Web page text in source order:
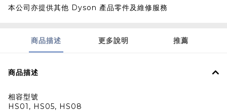
本公司亦提供其他 Dyson 產品零件及維修服務
商品描述 更多說明 推薦
商品描述
相容型號
HS01, HS05, HS08